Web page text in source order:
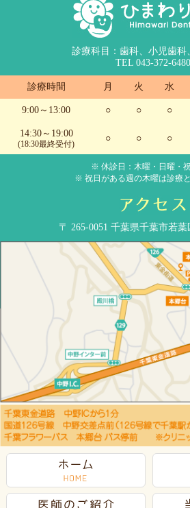
診療科目：歯科、小児歯科
TEL 043-372-6480
診療時間 月 火 水
9:00～13:00 ○ ○ ○
14:30～19:00
(18:30最終受付)
○ ○ ○
※ 休診日：木曜・日曜
※ 祝日がある週の木曜は診療と
〒 265-0051 千葉県千葉市若葉